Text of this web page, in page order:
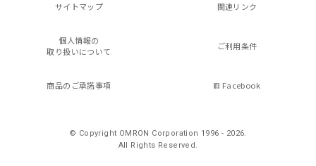
サイトマップ 関連リンク
個人情報の
取り扱いについて
ご利用条件
商品のご承諾事項 Facebook
© Copyright OMRON Corporation 1996 - 2026.
All Rights Reserved.